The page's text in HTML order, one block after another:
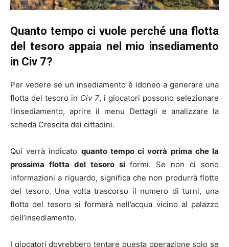
Quanto tempo ci vuole perché una flotta
del tesoro appaia nel mio insediamento
in Civ 7?
Per vedere se un insediamento è idoneo a generare una
flotta del tesoro in Civ 7, i giocatori possono selezionare
l’insediamento, aprire il menu Dettagli e analizzare la
scheda Crescita dei cittadini.
Qui verrà indicato quanto tempo ci vorrà prima che la
prossima flotta del tesoro siformi. Se non ci sono
informazioni a riguardo, significa che non produrrà flotte
del tesoro. Una volta trascorso il numero di turni, una
flotta del tesoro si formerà nell’acqua vicino al palazzo
dell’insediamento.
I giocatori dovrebbero tentare questa operazione solo se